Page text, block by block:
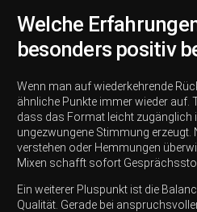
Welche
besonders positiv
Wenn man auf wiederkehrende
ähnliche Punkte immer wieder auf.
dass das Format leicht zugänglich
ungezwungene Stimmung erzeugt.
verstehen oder Hemmungen
Mixen schafft sofort
Ein weiterer Pluspunkt ist die
Qualität. Gerade bei